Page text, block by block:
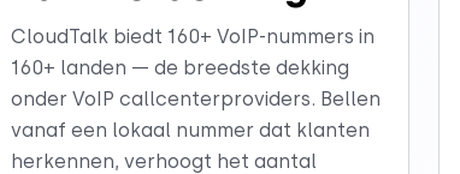
CloudTalk biedt 160+ VoIP-nummers in
160+ landen — de breedste dekking
onder VoIP callcenterproviders. Bellen
vanaf een lokaal nummer dat klanten
herkennen, verhoogt het aantal